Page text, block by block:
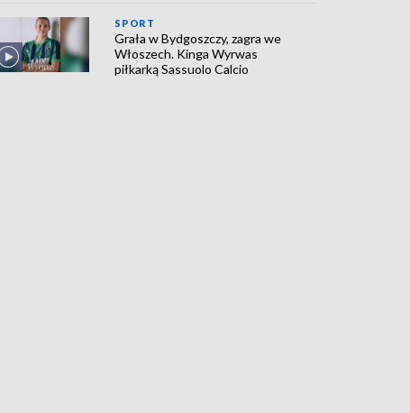
SPORT
Grała w Bydgoszczy, zagra we
Włoszech. Kinga Wyrwas
piłkarką Sassuolo Calcio